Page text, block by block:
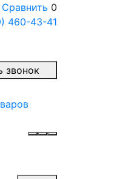
Сравнить 0
460-43-41
звонок